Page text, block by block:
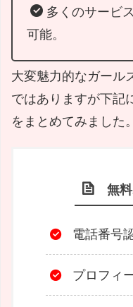
多くのサービ
可能。
大変魅力的なガール
ではありますが下記
をまとめてみました。
無
電話番号
プロフィ